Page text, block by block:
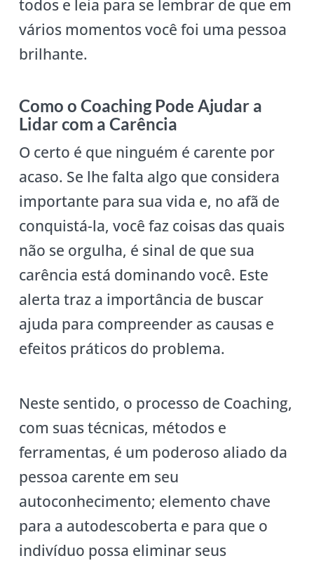
todos e leia para se lembrar de que em
vários momentos você foi uma pessoa
brilhante.
Como o Coaching Pode Ajudar a
Lidar com a Carência
O certo é que ninguém é carente por
acaso. Se lhe falta algo que considera
importante para sua vida e, no afã de
conquistá-la, você faz coisas das quais
não se orgulha, é sinal de que sua
carência está dominando você. Este
alerta traz a importância de buscar
ajuda para compreender as causas e
efeitos práticos do problema.
Neste sentido, o processo de Coaching,
com suas técnicas, métodos e
ferramentas, é um poderoso aliado da
pessoa carente em seu
autoconhecimento; elemento chave
para a autodescoberta e para que o
indivíduo possa eliminar seus